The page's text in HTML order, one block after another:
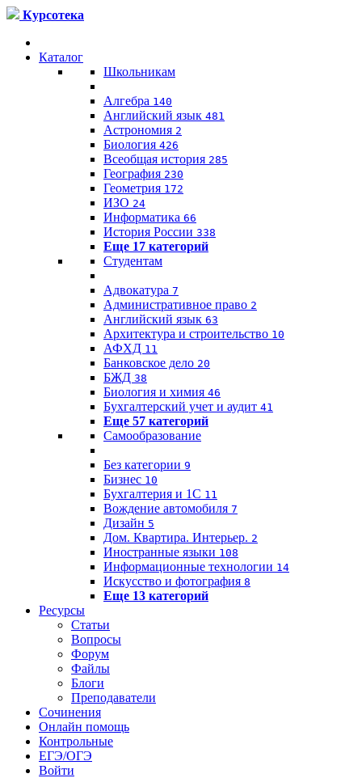
Курсотека
Каталог
Школьникам
Алгебра 140
Английский язык 481
Астрономия 2
Биология 426
Всеобщая история 285
География 230
Геометрия 172
ИЗО 24
Информатика 66
История России 338
Еще 17 категорий
Студентам
Адвокатура 7
Административное право 2
Английский язык 63
Архитектура и строительство 10
АФХД 11
Банковское дело 20
БЖД 38
Биология и химия 46
Бухгалтерский учет и аудит 41
Еще 57 категорий
Самообразование
Без категории 9
Бизнес 10
Бухгалтерия и 1C 11
Вождение автомобиля 7
Дизайн 5
Дом. Квартира. Интерьер. 2
Иностранные языки 108
Информационные технологии 14
Искусство и фотография 8
Еще 13 категорий
Ресурсы
Статьи
Вопросы
Форум
Файлы
Блоги
Преподаватели
Сочинения
Онлайн помощь
Контрольные
ЕГЭ/ОГЭ
Войти